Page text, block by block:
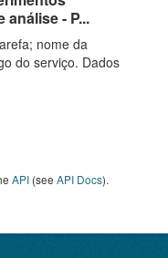
- P...
nome da
do serviço. Dados
API (see API Docs).